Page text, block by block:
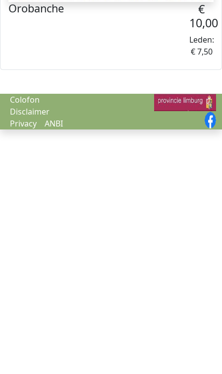
Orobanche
€
10,00
Leden:
€ 7,50
Colofon
Disclaimer
Privacy
ANBI